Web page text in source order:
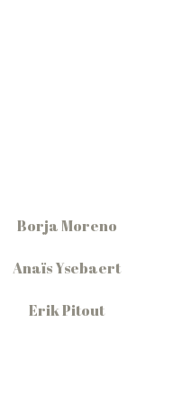
Borja Moreno
Anaïs Ysebaert
Erik Pitout